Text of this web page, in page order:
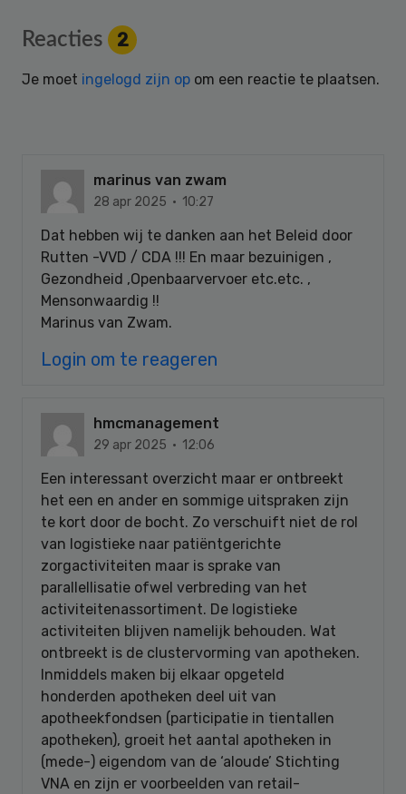
Reader
Interactions
Reacties 2
Je moet ingelogd zijn op om een reactie te plaatsen.
marinus van zwam
28 apr 2025 · 10:27
Dat hebben wij te danken aan het Beleid door
Rutten -VVD / CDA !!! En maar bezuinigen ,
Gezondheid ,Openbaarvervoer etc.etc. ,
Mensonwaardig !!
Marinus van Zwam.
Login om te reageren
hmcmanagement
29 apr 2025 · 12:06
Een interessant overzicht maar er ontbreekt
het een en ander en sommige uitspraken zijn
te kort door de bocht. Zo verschuift niet de rol
van logistieke naar patiëntgerichte
zorgactiviteiten maar is sprake van
parallellisatie ofwel verbreding van het
activiteitenassortiment. De logistieke
activiteiten blijven namelijk behouden. Wat
ontbreekt is de clustervorming van apotheken.
Inmiddels maken bij elkaar opgeteld
honderden apotheken deel uit van
apotheekfondsen (participatie in tientallen
apotheken), groeit het aantal apotheken in
(mede-) eigendom van de ‘aloude’ Stichting
VNA en zijn er voorbeelden van retail-